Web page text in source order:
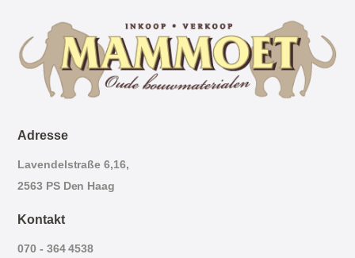
Adresse
Lavendelstraße 6,16,
2563 PS Den Haag
Kontakt
070 - 364 4538